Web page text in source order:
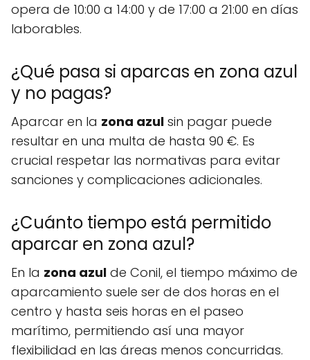
opera de 10:00 a 14:00 y de 17:00 a 21:00 en días
laborables.
¿Qué pasa si aparcas en zona azul
y no pagas?
Aparcar en la zona azul sin pagar puede
resultar en una multa de hasta 90 €. Es
crucial respetar las normativas para evitar
sanciones y complicaciones adicionales.
¿Cuánto tiempo está permitido
aparcar en zona azul?
En la zona azul de Conil, el tiempo máximo de
aparcamiento suele ser de dos horas en el
centro y hasta seis horas en el paseo
marítimo, permitiendo así una mayor
flexibilidad en las áreas menos concurridas.